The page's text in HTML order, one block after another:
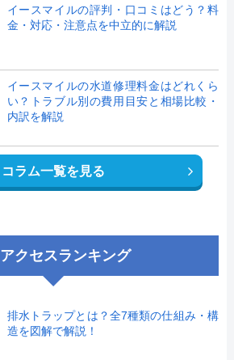
イースマイルの評判・口コミはどう？料
金・対応・注意点を中立的に解説
イースマイルの水道修理料金はどれくら
い？トラブル別の費用目安と相場比較・
内訳を解説
コラム一覧を見る
アクセスランキング
排水トラップとは？全7種類の仕組み・構
造を図解で解説！